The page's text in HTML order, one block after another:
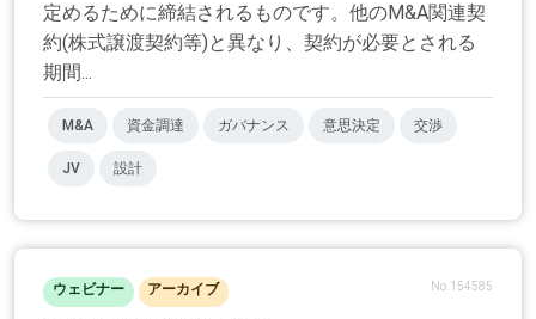
定めるために締結されるものです。他のM&A関連契
約(株式譲渡契約等)と異なり、契約が必要とされる
期間...
M&A 資金調達 ガバナンス 意思決定 交渉
JV 設計
ウェビナー アーカイブ No.154585